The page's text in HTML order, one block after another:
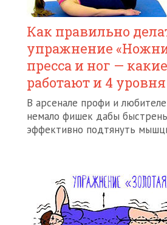
Как правильно
упражнение
пресса и ног —
работают и 4
В арсенале профи и
немало фишек дабы
эффективно подтянуть